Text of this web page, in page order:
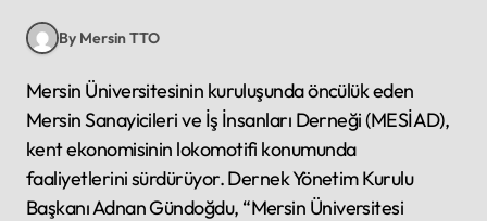
By Mersin TTO
Mersin Üniversitesinin kuruluşunda öncülük eden
Mersin Sanayicileri ve İş İnsanları Derneği (MESİAD),
kent ekonomisinin lokomotifi konumunda
faaliyetlerini sürdürüyor. Dernek Yönetim Kurulu
Başkanı Adnan Gündoğdu, “Mersin Üniversitesi